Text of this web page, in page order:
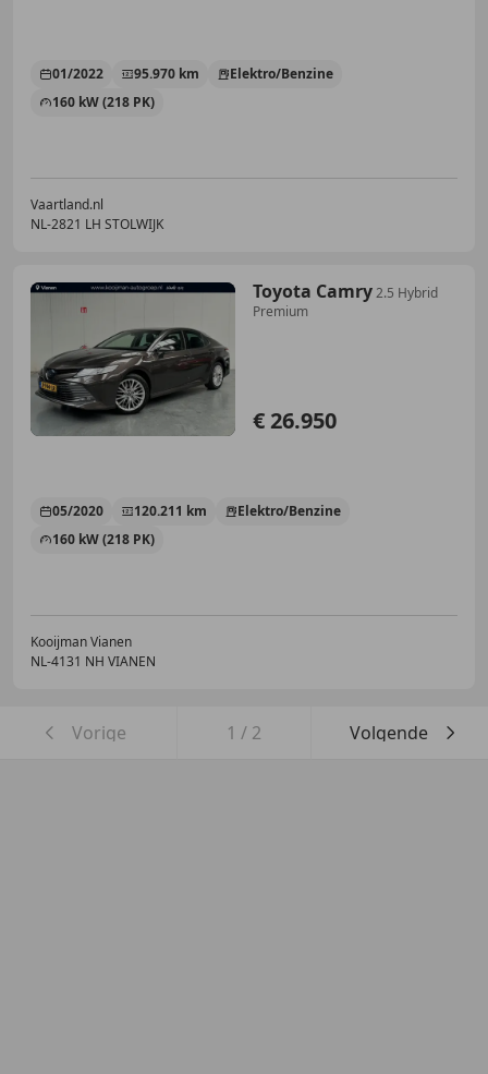
01/2022 95.970 km
Elektro/Benzine
160 kW (218 PK)
Vaartland.nl
NL-2821 LH STOLWIJK
Toyota Camry2.5 Hybrid
Premium
€ 26.950
05/2020 120.211 km
Elektro/Benzine
160 kW (218 PK)
Kooijman Vianen
NL-4131 NH VIANEN
Vorige 1 / 2 Volgende